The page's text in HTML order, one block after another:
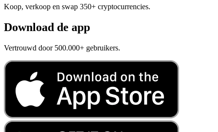
Koop, verkoop en swap 350+ cryptocurrencies.
Download de app
Vertrouwd door 500.000+ gebruikers.